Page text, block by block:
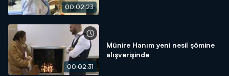
00:02:23
00:02:31
Münire Hanım yeni nesil şömine
alışverişinde